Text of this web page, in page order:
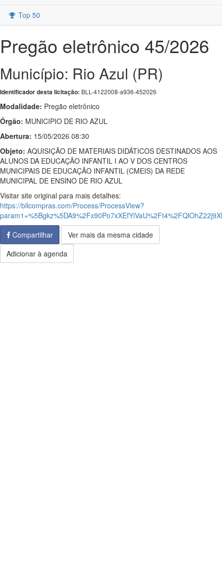
Top 50
Pregão eletrônico 45/2026
Município: Rio Azul (PR)
Identificador desta licitação: BLL-4122008-a936-452026
Modalidade: Pregão eletrônico
Órgão: MUNICIPIO DE RIO AZUL
Abertura: 15/05/2026 08:30
Objeto: AQUISIÇÃO DE MATERIAIS DIDÁTICOS DESTINADOS AOS
ALUNOS DA EDUCAÇÃO INFANTIL I AO V DOS CENTROS
MUNICIPAIS DE EDUCAÇÃO INFANTIL (CMEIS) DA REDE
MUNICIPAL DE ENSINO DE RIO AZUL
Visitar site original para mais detalhes:
https://bllcompras.com/Process/ProcessView?
Compartilhar
Ver mais da mesma cidade
Adicionar à agenda